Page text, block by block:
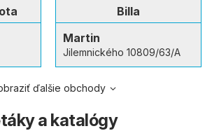
Billa
Martin
Jilemnického 10809/63/A
ďalšie obchody
a katalógy